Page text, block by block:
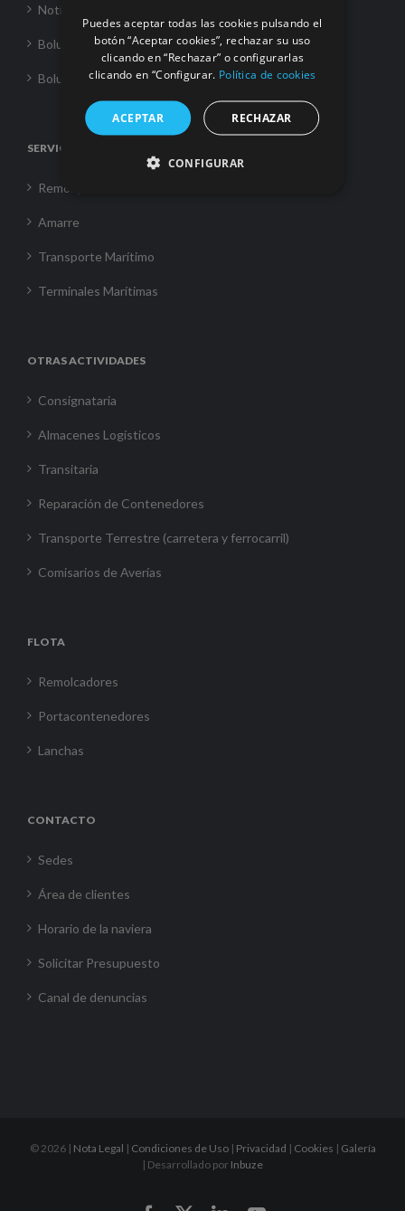
Noticias
Boluda Towage
Boluda Shipping
SERVICIOS
Remolque
Amarre
Transporte Marítimo
Terminales Marítimas
OTRAS ACTIVIDADES
Consignataria
Almacenes Logísticos
Transitaria
Reparación de Contenedores
Transporte Terrestre (carretera y ferrocarril)
Comisarios de Averías
FLOTA
Remolcadores
Portacontenedores
Lanchas
CONTACTO
Sedes
Área de clientes
Horario de la naviera
Solicitar Presupuesto
Canal de denuncias
© 2026 | Nota Legal | Condiciones de Uso| Privacidad | Cookies | Galería
| Desarrollado por Inbuze
Puedes aceptar todas las cookies pulsando el
botón “Aceptar cookies”, rechazar su uso
clicando en “Rechazar” o configurarlas
clicando en “Configurar. Política de cookies
ACEPTAR RECHAZAR
CONFIGURAR